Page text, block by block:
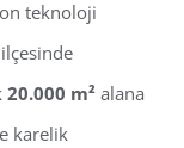
teknoloji
ilçesinde
20.000 m² alana
karelik